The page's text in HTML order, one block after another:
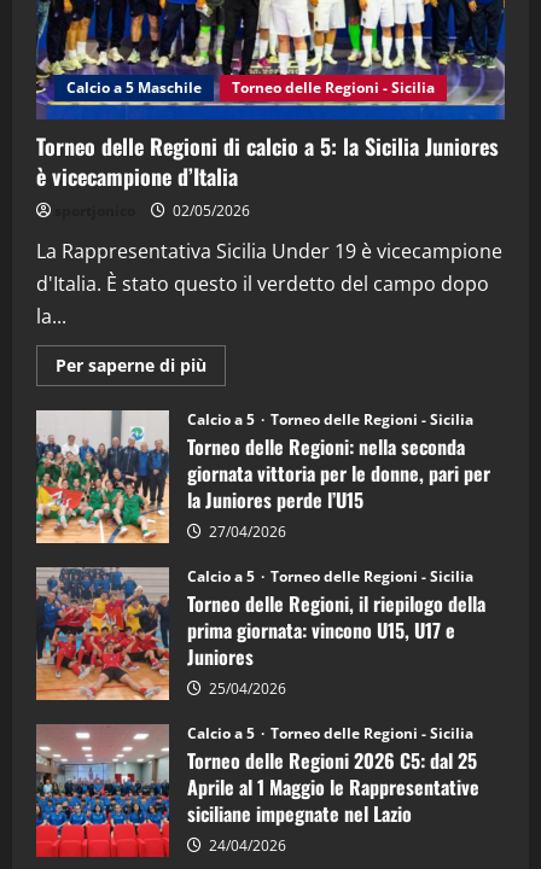
4
"SportEmpire" in Podcast Sport News
“SportEmpire” in Podcast: 27^ Puntata
(Martedi 14 Aprile 2026)
15/04/2026
"SportEmpire" in Podcast
“SportEmpire” in Podcast: 26^ Puntata
08/04/2026
Calcio a 5 Maschile Torneo delle Regioni - Sicilia
Torneo delle Regioni di calcio a 5: la Sicilia Juniores
è vicecampione d’Italia
02/05/2026
La Rappresentativa Sicilia Under 19 è vicecampione
d'Italia. È stato questo il verdetto del campo dopo
la...
Per saperne di più
informazioni
Torneo
delle
Regioni
di
calcio
a
5:
la
Juniores
è
vicecampione
d’Italia
Calcio a 5 Torneo delle Regioni - Sicilia
Torneo delle Regioni: nella seconda
giornata vittoria per le donne, pari per
la Juniores perde l’U15
27/04/2026
Calcio a 5 Torneo delle Regioni - Sicilia
Torneo delle Regioni, il riepilogo della
prima giornata: vincono U15, U17 e
Juniores
25/04/2026
Calcio a 5 Torneo delle Regioni - Sicilia
Torneo delle Regioni 2026 C5: dal 25
Aprile al 1 Maggio le Rappresentative
siciliane impegnate nel Lazio
24/04/2026